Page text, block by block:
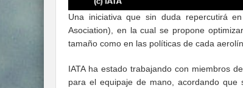
Una iniciativa que sin duda repercutirá
Asociation), en la cual se propone
tamaño como en las políticas de cada
IATA ha estado trabajando con miembros
para el equipaje de mano, acordando